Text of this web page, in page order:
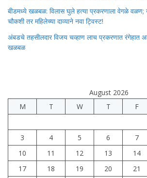
बीडमध्ये खळबळ: विलास घुले हत्या प्रकरणाला वेगळे वळण;
चौकशी तर महिलेच्या दाव्याने नवा ट्विस्ट!
अंबडचे तहसीलदार विजय चव्हाण लाच प्रकरणात रंगेहात
खळबळ
August 2026
M
T W T F
3
4 5 6 7
10
11 12 13 14
17
18 19 20 21